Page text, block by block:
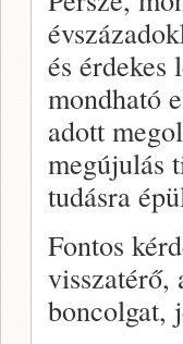
és
mondható
adott
megújulás
tudásra
Fontos
visszatérő,
boncolgat,